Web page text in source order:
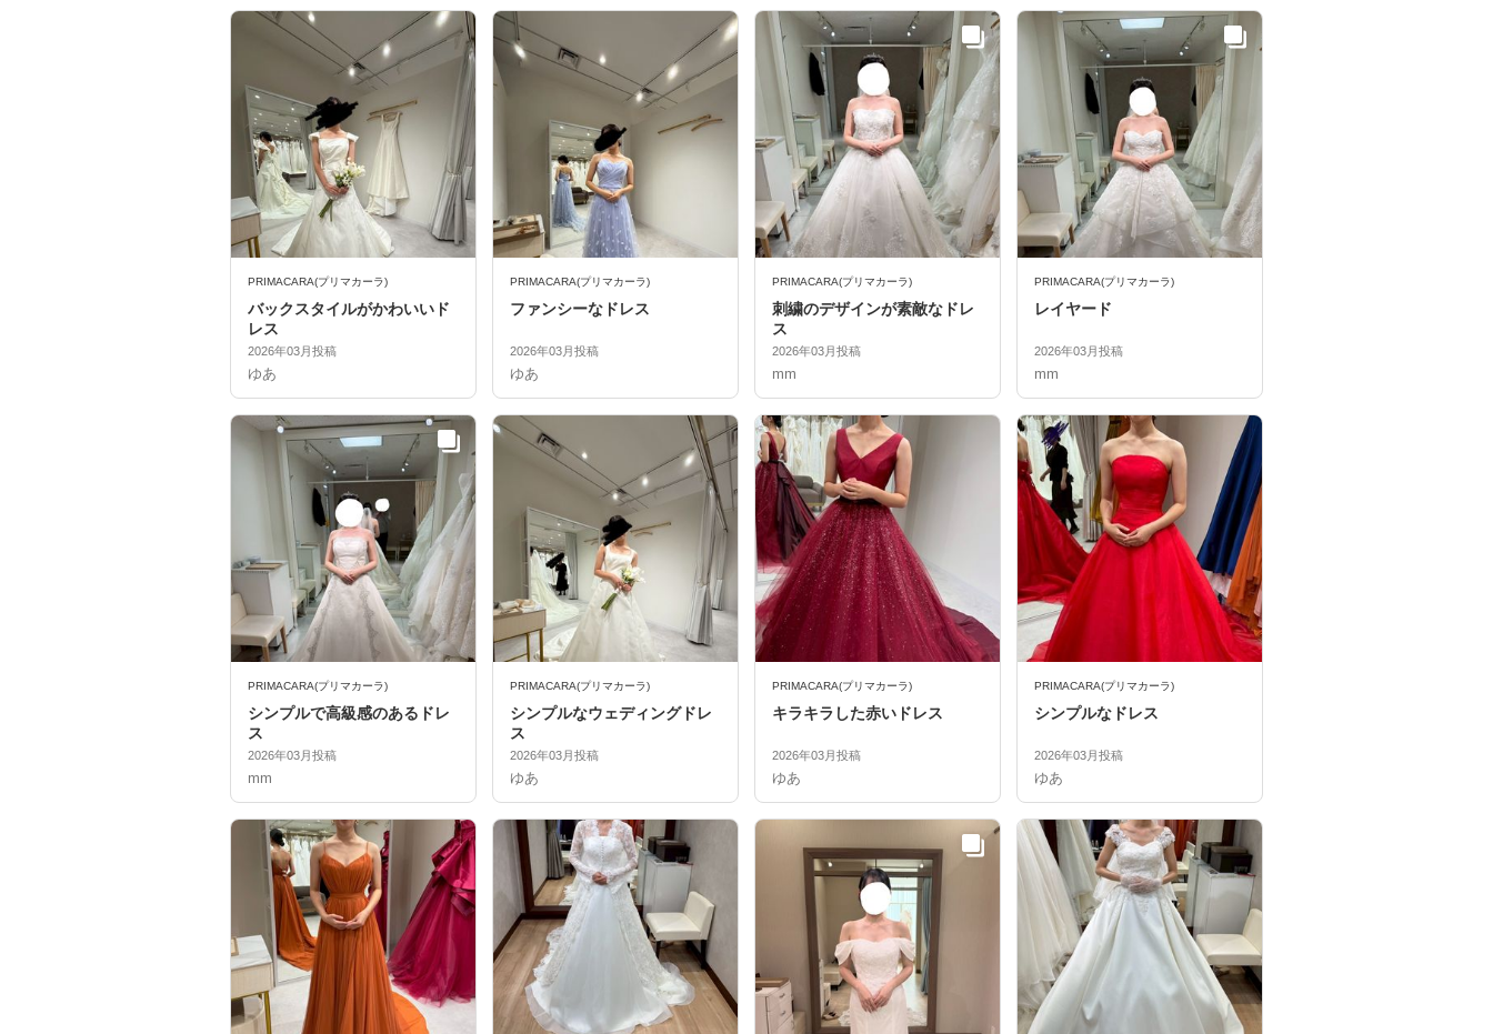
PRIMACARA(プリマカーラ)
バックスタイルがかわいいド
レス
2026年03月投稿
ゆあ
PRIMACARA(プリマカーラ)
ファンシーなドレス
2026年03月投稿
ゆあ
PRIMACARA(プリマカーラ)
刺繍のデザインが素敵なドレ
ス
2026年03月投稿
mm
PRIMACARA(プリマカーラ)
レイヤード
2026年03月投稿
mm
PRIMACARA(プリマカーラ)
シンプルで高級感のあるドレ
ス
2026年03月投稿
mm
PRIMACARA(プリマカーラ)
シンプルなウェディングドレ
ス
2026年03月投稿
ゆあ
PRIMACARA(プリマカーラ)
キラキラした赤いドレス
2026年03月投稿
ゆあ
PRIMACARA(プリマカーラ)
シンプルなドレス
2026年03月投稿
ゆあ